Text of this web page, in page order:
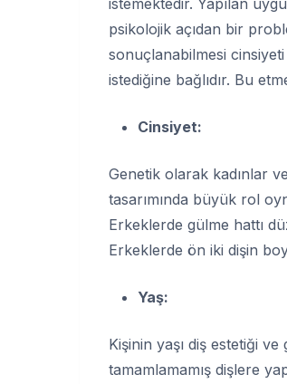
psikolojik açıdan bir
sonuçlanabilmesi
istediğine bağlıdır. Bu
Cinsiyet:
Genetik olarak kadınlar
tasarımında büyük rol
Erkeklerde gülme hattı
Erkeklerde ön iki dişin
Yaş:
Kişinin yaşı diş estetiği
tamamlamamış dişlere